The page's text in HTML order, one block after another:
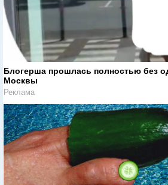
Блогерша прошлась полностью без
Москвы
Реклама